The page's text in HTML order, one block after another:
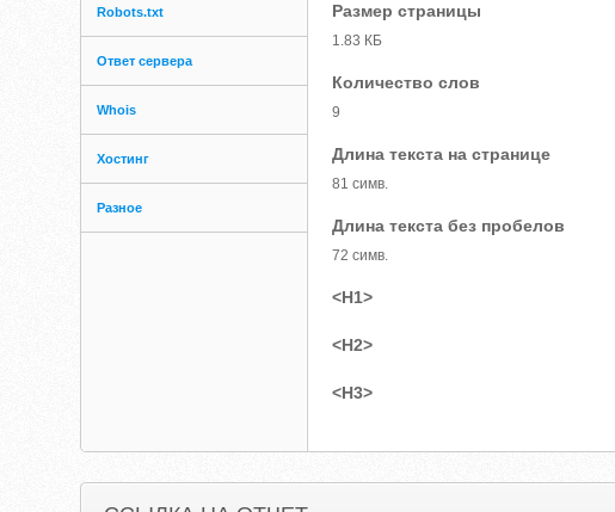
Robots.txt
Ответ сервера
Whois
Хостинг
Разное
Размер страницы
1.83 КБ
Количество слов
9
Длина текста на странице
81 симв.
Длина текста без пробелов
72 симв.
<H1>
<H2>
<H3>